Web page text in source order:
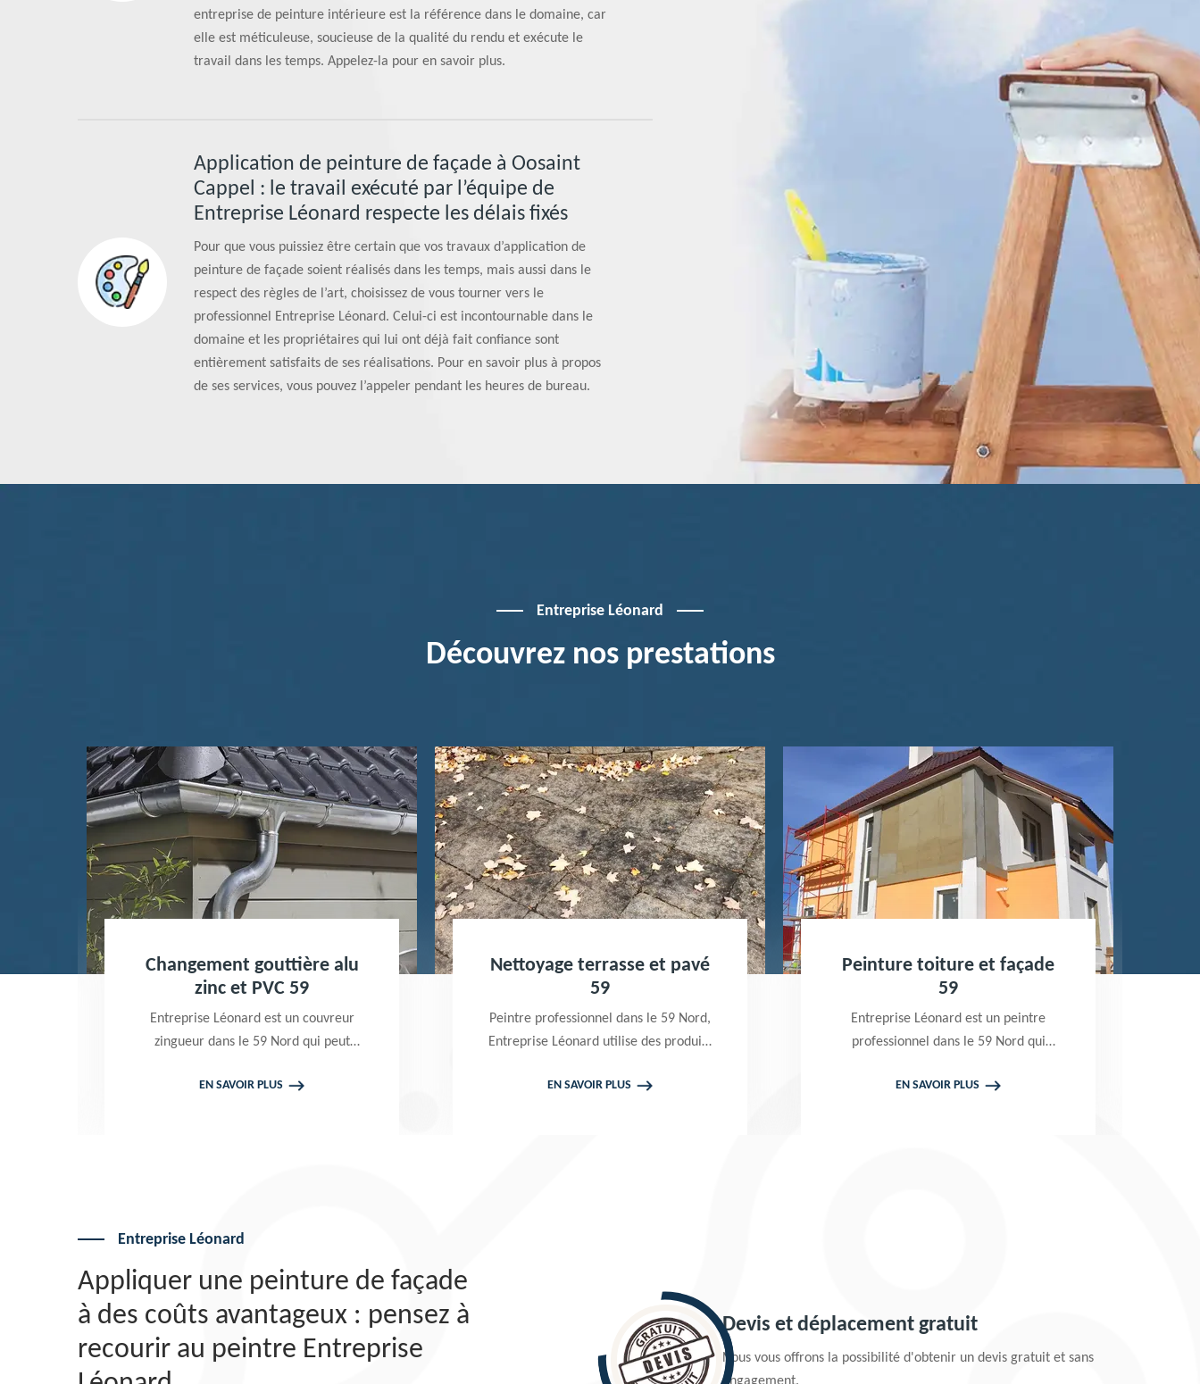
entreprise de peinture intérieure est la référence dans le domaine, car
elle est méticuleuse, soucieuse de la qualité du rendu et exécute le
travail dans les temps. Appelez-la pour en savoir plus.
Application de peinture de façade à Oosaint
Cappel : le travail exécuté par l’équipe de
Entreprise Léonard respecte les délais fixés
Pour que vous puissiez être certain que vos travaux d’application de
peinture de façade soient réalisés dans les temps, mais aussi dans le
respect des règles de l’art, choisissez de vous tourner vers le
professionnel Entreprise Léonard. Celui-ci est incontournable dans le
domaine et les propriétaires qui lui ont déjà fait confiance sont
entièrement satisfaits de ses réalisations. Pour en savoir plus à propos
de ses services, vous pouvez l’appeler pendant les heures de bureau.
Entreprise Léonard
Découvrez nos prestations
Changement gouttière alu
zinc et PVC 59
Entreprise Léonard est un couvreur
zingueur dans le 59 Nord qui peut
effectuer un changement gouttière
EN SAVOIR PLUS
Nettoyage terrasse et pavé
59
Peintre professionnel dans le 59 Nord,
Entreprise Léonard utilise des produits
terrasse et pavé. Propose un devis
EN SAVOIR PLUS
Peinture toiture et façade
59
Entreprise Léonard est un peintre
professionnel dans le 59 Nord qui
chez vous pour prendre en main vos
EN SAVOIR PLUS
Entreprise Léonard
Appliquer une peinture de façade
à des coûts avantageux : pensez à
recourir au peintre Entreprise
Devis et déplacement gratuit
Nous vous offrons la possibilité d'obtenir un devis gratuit et sans